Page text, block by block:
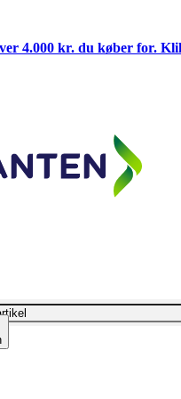
4.000 kr. du køber for.